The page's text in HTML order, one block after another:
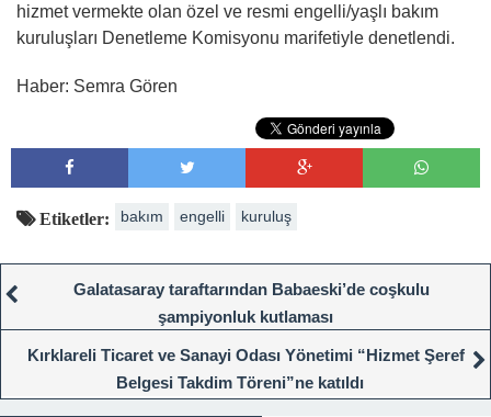
hizmet vermekte olan özel ve resmi engelli/yaşlı bakım
kuruluşları Denetleme Komisyonu marifetiyle denetlendi.
Haber: Semra Gören
Etiketler: bakım engelli kuruluş
Galatasaray taraftarından Babaeski’de coşkulu
şampiyonluk kutlaması
Kırklareli Ticaret ve Sanayi Odası Yönetimi “Hizmet Şeref
Belgesi Takdim Töreni”ne katıldı